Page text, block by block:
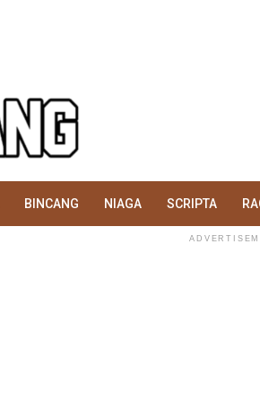
BINCANG NIAGA SCRIPTA